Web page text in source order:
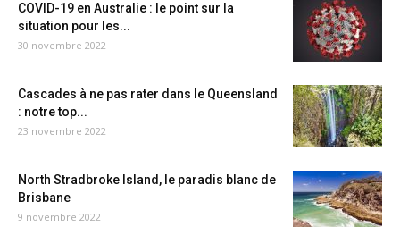
COVID-19 en Australie : le point sur la
situation pour les...
30 novembre 2022
Cascades à ne pas rater dans le Queensland
: notre top...
23 novembre 2022
North Stradbroke Island, le paradis blanc de
Brisbane
9 novembre 2022